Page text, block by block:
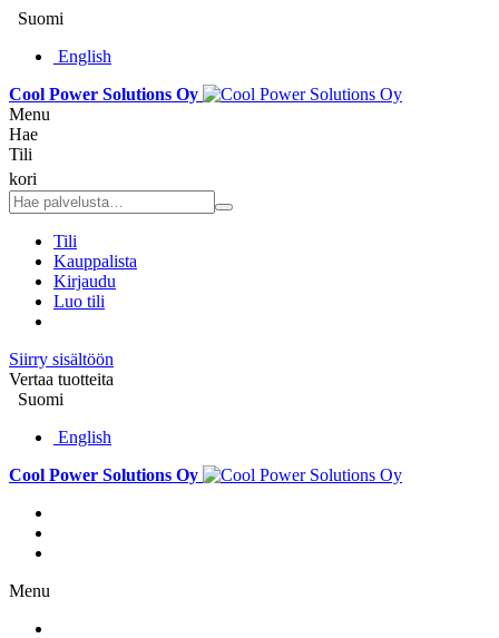
Suomi
English
Cool Power Solutions Oy
Menu
Hae
Tili
kori
Tili
Kauppalista
Kirjaudu
Luo tili
Siirry sisältöön
Vertaa tuotteita
Suomi
English
Cool Power Solutions Oy
Menu